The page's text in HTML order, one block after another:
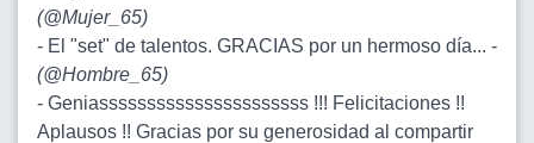
(@Mujer_65)
- El "set" de talentos. GRACIAS por un hermoso día... -
(@Hombre_65)
- Geniassssssssssssssssssssss !!! Felicitaciones !!
Aplausos !! Gracias por su generosidad al compartir